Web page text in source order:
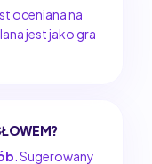
oceniana na
jest jako gra
. Sugerowany